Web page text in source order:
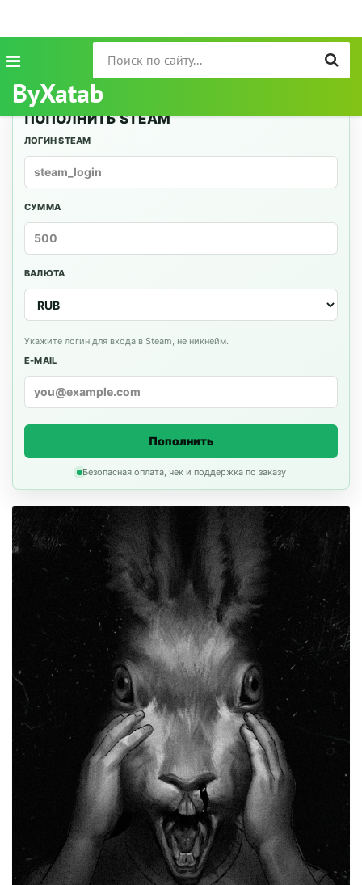
ByXatab
ПОПОЛНИТЬ STEAM
ЛОГИН STEAM
СУММА
ВАЛЮТА
Укажите логин для входа в Steam, не никнейм.
E-MAIL
Пополнить
Безопасная оплата, чек и поддержка по заказу